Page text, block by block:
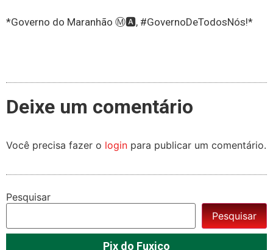
*Governo do Maranhão Ⓜ🅰, #GovernoDeTodosNós!*
Deixe um comentário
Você precisa fazer o login para publicar um comentário.
Pesquisar
Pesquisar
Pix do Fuxico